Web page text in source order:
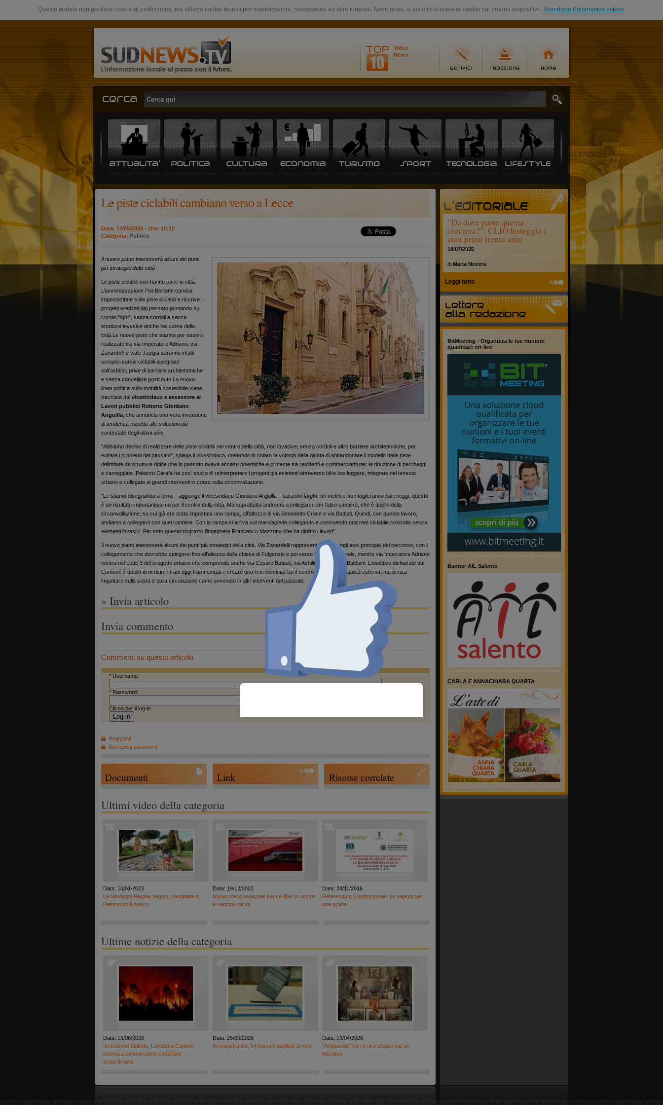
Questo portale non gestisce cookie di profilazione, ma utilizza cookie tecnici per autenticazioni, navigazione ed altre funzioni. Navigando, si accetta di ricevere cookie sul proprio dispositivo. Visualizza l'informativa estesa.
Video
News
Le piste ciclabili cambiano verso a Lecce
Data: 12/05/2026 - Ora: 10:18
Categoria: Politica
Il nuovo piano interesserà alcuni dei punti
più strategici della città
Le piste ciclabili non hanno pace in città.
L’amministrazione Poli Bortone cambia
impostazione sulle piste ciclabili e riscrive i
progetti ereditati dal passato puntando su
corsie "light", senza cordoli e senza
strutture invasive anche nel cuore della
città.Le nuove piste che stanno per essere
realizzate tra via Imperatore Adriano, via
Zanardelli e viale Japigia saranno infatti
semplici corsie ciclabili disegnate
sull’asfalto, prive di barriere architettoniche
e senza cancellare posti auto.La nuova
linea politica sulla mobilità sostenibile viene
tracciata dal vicesindaco e assessore ai
Lavori pubblici Roberto Giordano
Anguilla , che annuncia una vera inversione
di tendenza rispetto alle soluzioni più
contestate degli ultimi anni.
"Abbiamo deciso di realizzare delle piste ciclabili nel centro della città, non invasive, senza cordoli e altre barriere architettoniche, per
evitare i problemi del passato", spiega il vicesindaco, mettendo in chiaro la volontà della giunta di abbandonare il modello delle piste
delimitate da strutture rigide che in passato aveva acceso polemiche e proteste tra residenti e commercianti per le riduzione di parcheggi
e carreggiate. Palazzo Carafa ha così scelto di reinterpretare i progetti già esistenti attraverso bike line leggere, integrate nel tessuto
urbano e collegate ai grandi interventi in corso sulla circonvallazione.
"Le stiamo disegnando a terra – aggiunge il vicesindaco Giordano Anguilla – saranno larghe un metro e non toglieranno parcheggi: questo
è un risultato importantissimo per il centro della città. Ma soprattutto andremo a collegarci con l’altro cantiere, che è quello della
circonvallazione, su cui già era stata impostata una rampa, all’altezza di via Benedetto Croce e via Battisti. Quindi, con questo lavoro,
andiamo a collegarci con quel cantiere. Con la rampa si arriva sul marciapiede collegando e costruendo una rete ciclabile costruita senza
elementi invasivi. Per tutto questo ringrazio l’ingegnere Francesco Mazzotta che ha diretto i lavori".
Il nuovo piano interesserà alcuni dei punti più strategici della città. Via Zanardelli rappresenterà uno degli assi principali del percorso, con il
collegamento che dovrebbe spingersi fino all’altezza della chiesa di Fulgenzio e poi verso la Villa Comunale, mentre via Imperatore Adriano
rientra nel Lotto 3 del progetto urbano che comprende anche via Cesare Battisti, via Achille Costa e via Balduini. L’obiettivo dichiarato dal
Comune è quello di ricucire i tratti oggi frammentati e creare una rete continua tra il centro e la grande viabilità esterna, ma senza
impattare sulla sosta e sulla circolazione come avvenuto in altri interventi del passato.
» Invia articolo
Invia commento
Commenti su questo articolo
* Username:
* Password:
Clicca per il log-in
Registrati
Recupera password
Documenti Link Risorse correlate
Ultimi video della categoria
Data: 10/01/2023
La Via Appia Regina Varium, candidata a
Patrimonio Unesco
Data: 19/12/2022
Nuovo treno regionale Lecce-Bari in un'ora
e ventitre minuti
Data: 24/11/2016
Referendum Costituzionale: Le ragioni per
una scelta
Ultime notizie della categoria
Data: 15/06/2026
Incendi nel Salento, Loredana Capone
convoca commissione consiliare
straordinaria
Data: 25/05/2026
Amministrative. 54 comuni pugliesi al voto
Data: 13/04/2026
"Artigianale" non è uno slogan ma un
mestiere
“Da dove parte questa
crociera?”, CLIO festeggia i
suoi primi trenta anni
18/07/2025
di Maria Nocera
Leggi tutto
BitMeeting - Organizza le tue riunioni
quaificate on-line
Banner AIL Salento
CARLA E ANNACHIARA QUARTA